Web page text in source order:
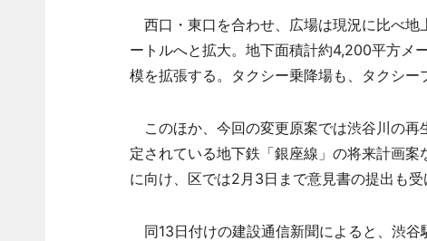
西口・東口を合わせ、広場は現況に比べ
ートルへと拡大。地下面積計約4,200平方メ
模を拡張する。タクシー乗降場も、タクシー
このほか、今回の変更原案では渋谷川の再
定されている地下鉄「銀座線」の将来計画
に向け、区では2月3日まで意見書の提出も受
同13日付けの建設通信新聞によると、渋谷